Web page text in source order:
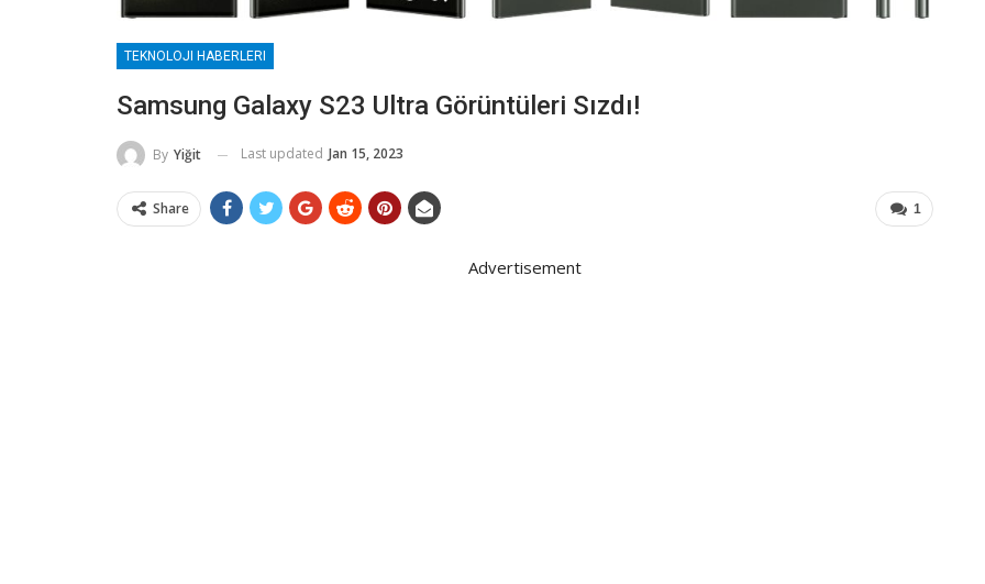
TEKNOLOJI HABERLERI
Samsung Galaxy S23 Ultra Görüntüleri Sızdı!
By Yiğit Last updated Jan 15, 2023
1
Share
Advertisement